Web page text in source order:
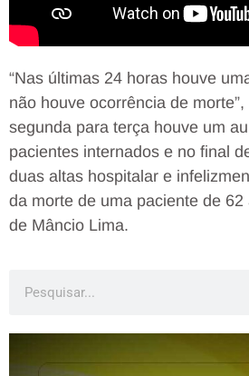
“Nas últimas 24 horas houve
não houve ocorrência de
segunda para terça houve um
pacientes internados e no final
duas altas hospitalar e
da morte de uma paciente de
de Mâncio Lima.